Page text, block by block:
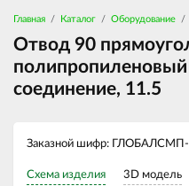
Главная Каталог Оборудование
Отвод 90
соединение, 11.5
Заказной шифр:
Схема изделия 3D модель